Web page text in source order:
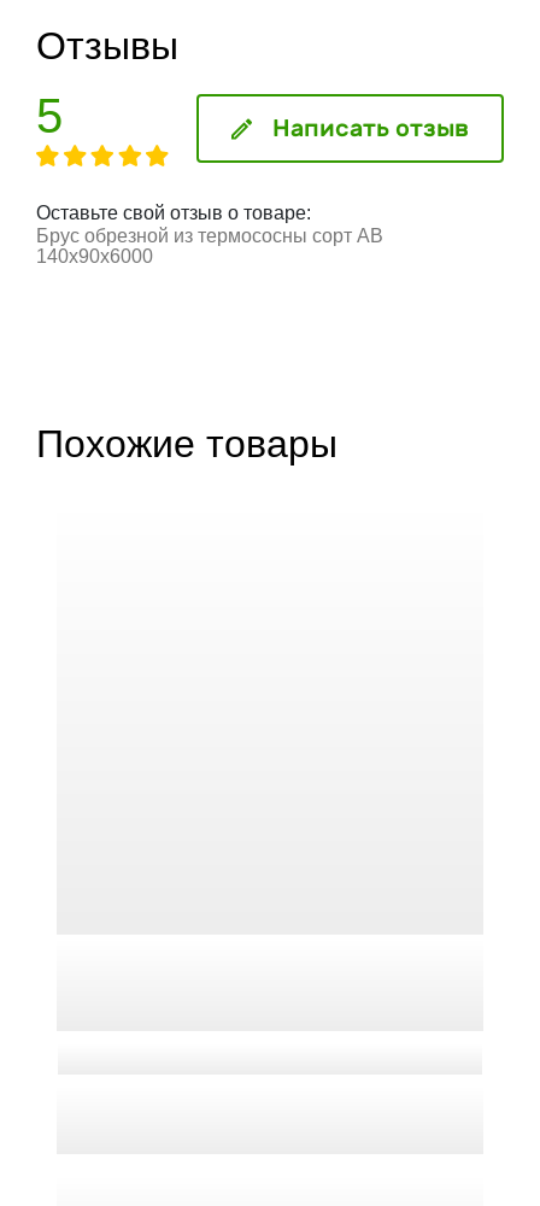
Отзывы
5 Написать отзыв
Оставьте свой отзыв о товаре:
Брус обрезной из термососны сорт АВ
140x90x6000
Похожие товары